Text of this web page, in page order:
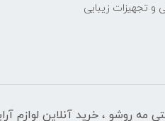
و تجهیزات زیبایی
مه‌ رو‌شو ، خرید آنلاین لوازم